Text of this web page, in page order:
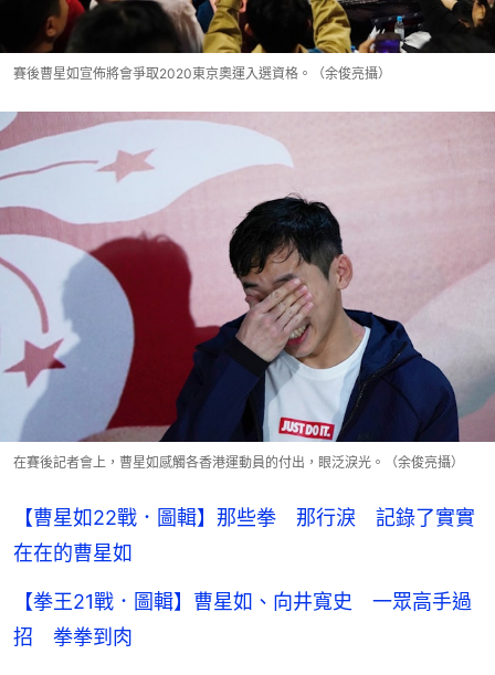
賽後曹星如宣佈將會爭取2020東京奧運入選資格。（余俊亮攝）
在賽後記者會上，曹星如感觸各香港運動員的付出，眼泛淚光。（余俊亮攝）
【曹星如22戰．圖輯】那些拳 那行淚 記錄了實實
在在的曹星如
【拳王21戰．圖輯】曹星如、向井寬史 一眾高手過
招 拳拳到肉